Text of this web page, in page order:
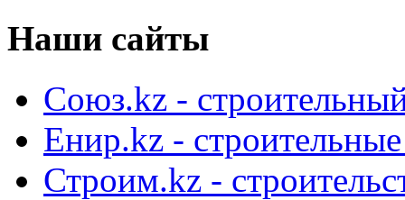
Наши сайты
Союз.kz -
Енир.kz -
Строим.kz -